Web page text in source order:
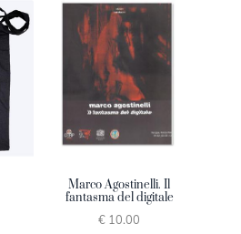
Marco Agostinelli. Il
fantasma del digitale
€ 10.00